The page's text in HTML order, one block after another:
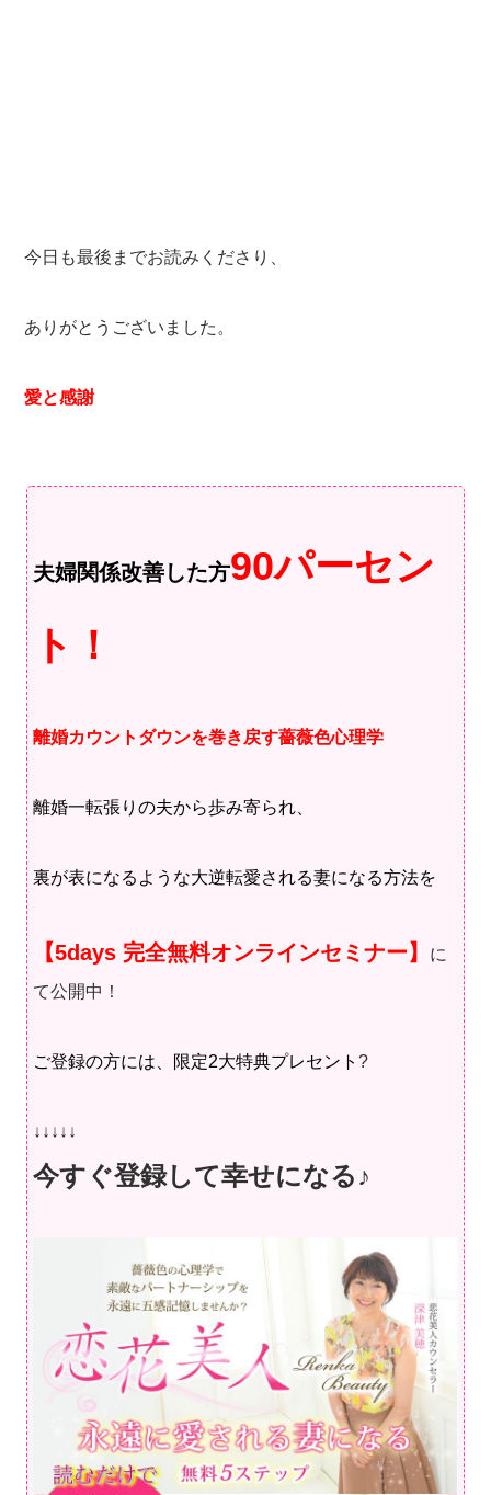
今日も最後までお読みくださり、
ありがとうございました。
愛と感謝
夫婦関係改善した方90パーセン
ト！
離婚カウントダウンを巻き戻す薔薇色心理学
離婚一転張りの夫から歩み寄られ、
裏が表になるような大逆転愛される妻になる方法を
【5days 完全無料オンラインセミナー】
に
て公開中！
ご登録の方には、限定2大特典プレセント?
↓↓↓↓↓
今すぐ登録して幸せになる♪